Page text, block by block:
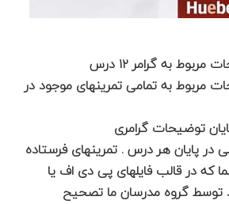
مربوط به تمامی تمرینهای موجود در
در پایان هر درس . تمرینهای فرستاده
در قالب فایلهای پی دی اف یا
گروه مدرسان ما تصحیح